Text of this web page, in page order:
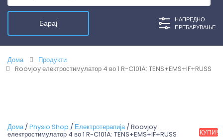
НАПРЕДНО
ПРЕБАРУВАЊЕ
Дома
Продукти
Roovjoy електростимулатор 4 во 1 R-C101A: TENS+EMS+IF+RUSS
Дома/ Physio Shop / Електротерапија/ Roovjoy
електростимулатор 4 во 1 R-C101A: TENS+EMS+IF+RUSS КУПИ!
КУПИ!
КУПИ!
КУПИ!
КУПИ!
КУПИ!